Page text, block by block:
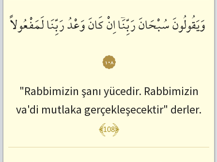
وَيَقُولُونَسُبْحَانَرَبِّنَٓااِنْكَانَوَعْدُرَبِّنَالَمَفْعُولاً
١٠٨
"Rabbimizin şanı yücedir. Rabbimizin
va'di mutlaka gerçekleşecektir" derler.
﴾108﴿